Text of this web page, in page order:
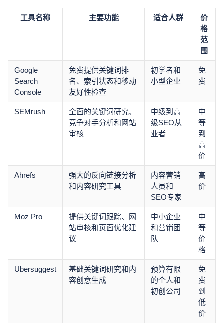
工具名称 主要功能 适合人群
价
格
范
围
Google
Search
Console
免费提供关键词排
名、索引状态和移动
友好性检查
初学者和
小型企业
免
费
SEMrush
全面的关键词研究、
竞争对手分析和网站
审核
中级到高
级SEO从
业者
中
等
到
高
价
Ahrefs
强大的反向链接分析
和内容研究工具
内容营销
人员和
SEO专家
高
价
Moz Pro
提供关键词跟踪、网
站审核和页面优化建
议
中小企业
和营销团
队
中
等
价
格
Ubersuggest
基础关键词研究和内
容创意生成
预算有限
的个人和
初创公司
免
费
到
低
价